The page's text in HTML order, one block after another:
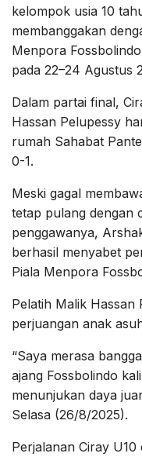
kelompok usia 10
membanggakan
Menpora
pada 22–24 Agustus
Dalam partai final,
Hassan Pelupessy
rumah Sahabat
0-1.
Meski gagal
tetap pulang dengan
penggawanya,
berhasil menyabet
Piala Menpora
Pelatih Malik Hassan
perjuangan anak
“Saya merasa
ajang Fossbolindo
menunjukan daya
Selasa (26/8/2025).
Perjalanan Ciray